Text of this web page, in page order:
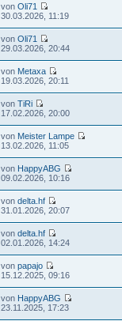
vonOli71
30.03.2026, 11:19
vonOli71
29.03.2026, 20:44
von Metaxa
19.03.2026, 20:11
vonTiRi
17.02.2026, 20:00
von Meister Lampe
13.02.2026, 11:05
von HappyABG
09.02.2026, 10:16
vondelta.hf
31.01.2026, 20:07
vondelta.hf
02.01.2026, 14:24
vonpapajo
15.12.2025, 09:16
von HappyABG
23.11.2025, 17:23